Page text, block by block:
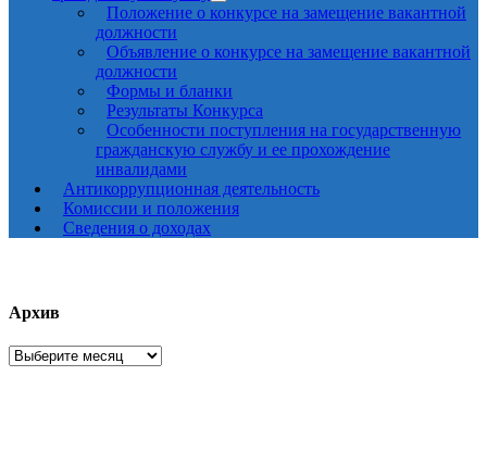
Положение о конкурсе на замещение вакантной
должности
Объявление о конкурсе на замещение вакантной
должности
Формы и бланки
Результаты Конкурса
Особенности поступления на государственную
гражданскую службу и ее прохождение
инвалидами
Антикоррупционная деятельность
Комиссии и положения
Сведения о доходах
Архив
Архив